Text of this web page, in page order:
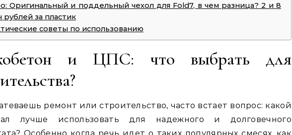
Оригинальный и поддельный чехол для Fold7, в чем разница? 2 и 8
рублей за пластик
советы по использованию
и ЦПС: что выбрать для
ремонт или строительство, часто встает вопрос: какой
лучше использовать для надежного и долговечного